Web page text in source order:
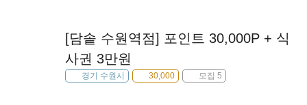
[담솥 수원역점] 포인트 30,000P + 식
사권 3만원
경기 수원시 30,000 모집 5